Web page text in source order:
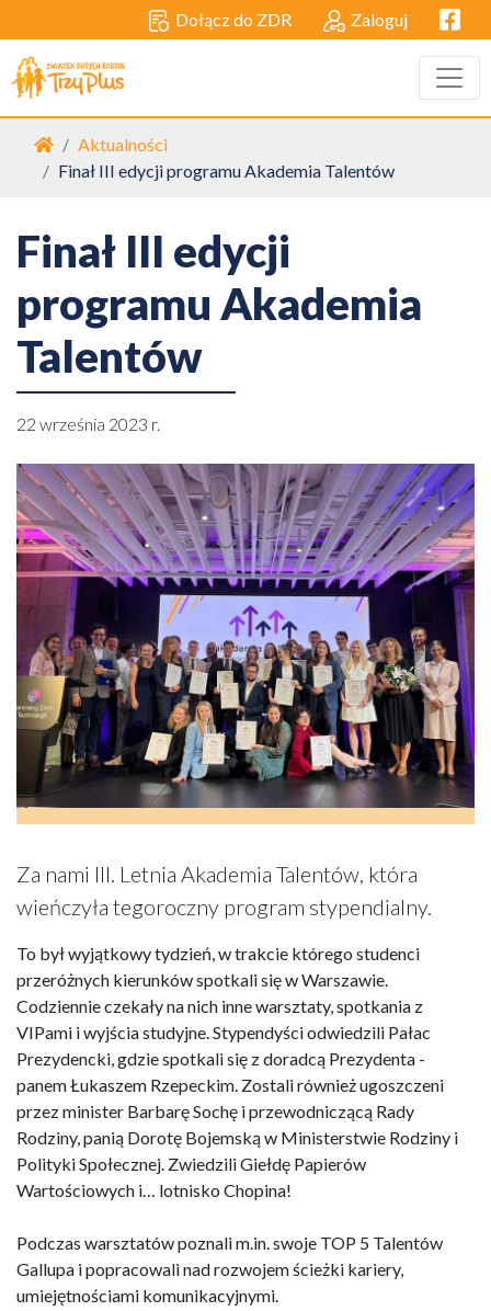
Dołącz do ZDR Zaloguj
Strona główna
Aktualności
Finał III edycji programu Akademia Talentów
Finał III edycji
programu Akademia
Talentów
22 września 2023 r.
Za nami III. Letnia Akademia Talentów, która
wieńczyła tegoroczny program stypendialny.
To był wyjątkowy tydzień, w trakcie którego studenci
przeróżnych kierunków spotkali się w Warszawie.
Codziennie czekały na nich inne warsztaty, spotkania z
VIPami i wyjścia studyjne. Stypendyści odwiedzili Pałac
Prezydencki, gdzie spotkali się z doradcą Prezydenta -
panem Łukaszem Rzepeckim. Zostali również ugoszczeni
przez minister Barbarę Sochę i przewodniczącą Rady
Rodziny, panią Dorotę Bojemską w Ministerstwie Rodziny i
Polityki Społecznej. Zwiedzili Giełdę Papierów
Wartościowych i… lotnisko Chopina!
Podczas warsztatów poznali m.in. swoje TOP 5 Talentów
Gallupa i popracowali nad rozwojem ścieżki kariery,
umiejętnościami komunikacyjnymi.